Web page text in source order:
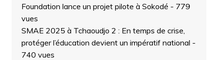
Foundation lance un projet pilote à Sokodé - 779
vues
SMAE 2025 à Tchaoudjo 2 : En temps de crise,
protéger l’éducation devient un impératif national -
740 vues